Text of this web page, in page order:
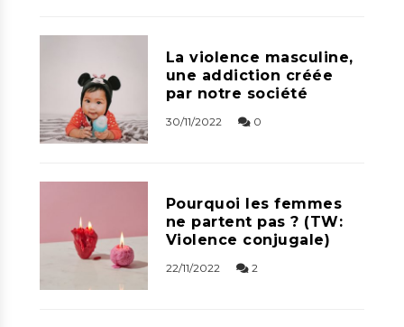
La violence masculine,
une addiction créée
par notre société
30/11/2022 0
Pourquoi les femmes
ne partent pas ? (TW:
Violence conjugale)
22/11/2022 2